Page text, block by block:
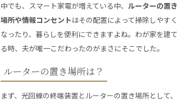
中でも、スマート家電が増えている中、 ルーターの置き
場所や情報コンセントはその配置によって掃除しやすく
なったり、暮らしを便利にできますよね。わが家を建て
る時、夫が唯一こだわったのがまさにそこでした。
ルーターの置き場所は？
まず、光回線の終端装置とルーターの置き場所として、